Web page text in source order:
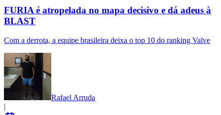
FURIA é atropelada no mapa decisivo e dá adeus à
BLAST
Com a derrota, a equipe brasileira deixa o top 10 do ranking Valve
Rafael Arruda
|